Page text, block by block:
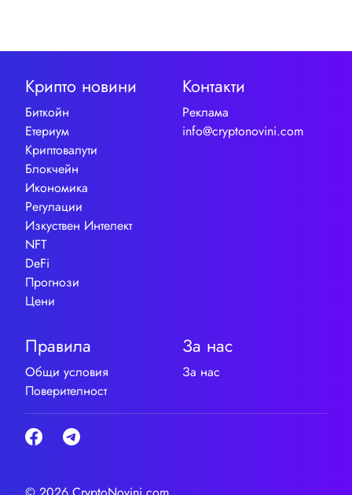
Крипто новини
Биткойн
Етериум
Криптовалути
Блокчейн
Икономика
Регулации
Изкуствен Интелект
NFT
DeFi
Прогнози
Цени
Контакти
Реклама
info@cryptonovini.com
Правила
Общи условия
Поверителност
За нас
За нас